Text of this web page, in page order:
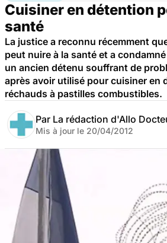
Cuisiner en détention
santé
La justice a reconnu récemment
peut nuire à la santé et a
un ancien détenu souffrant de
après avoir utilisé pour cuisiner en
réchauds à pastilles combustibles.
Par La rédaction d'Allo
Mis à jour le 20/04/2012